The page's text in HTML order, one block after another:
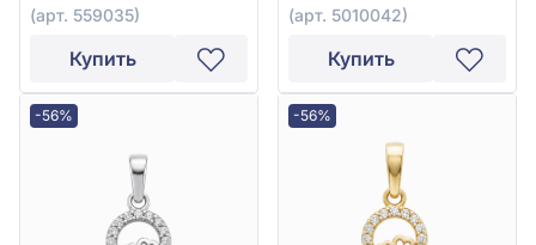
(арт. 559035)
Купить
(арт. 5010042)
Купить
-56% -56%